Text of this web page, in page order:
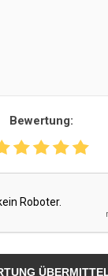
Bewertung: